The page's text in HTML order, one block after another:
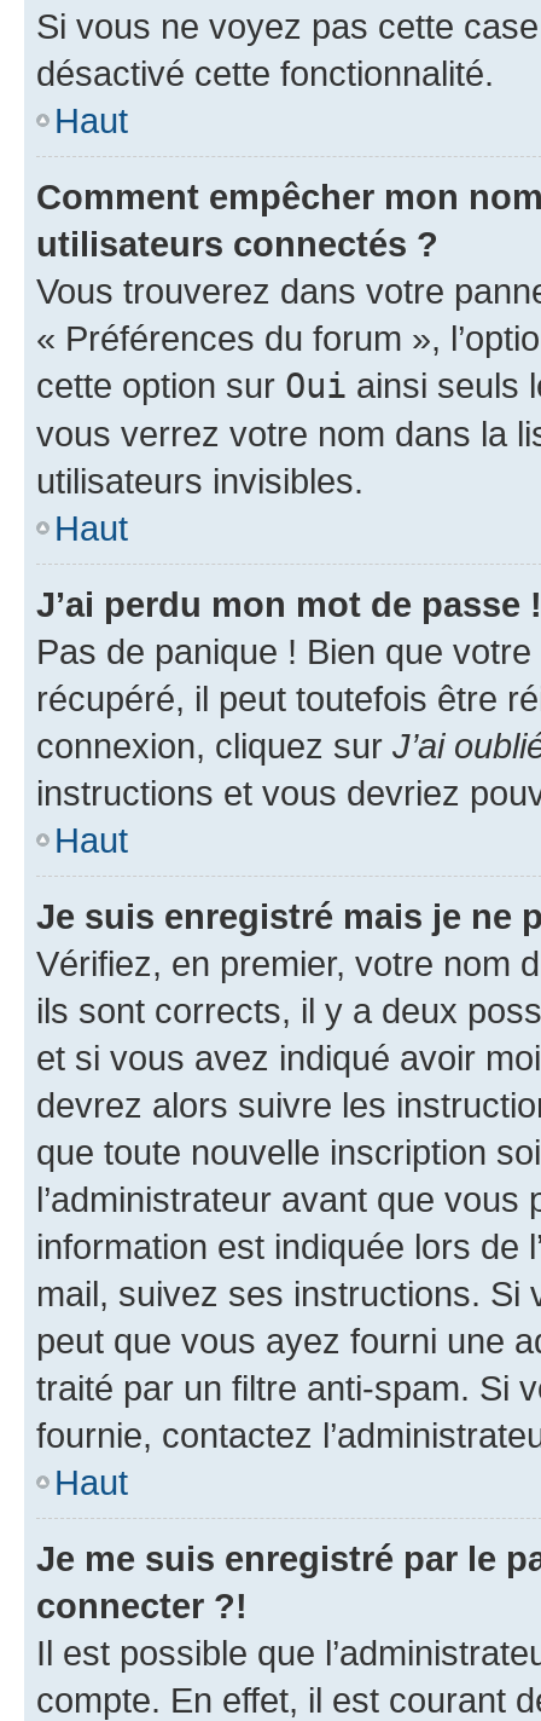
Si vous ne voyez pas cette
désactivé cette fonctionnalité.
Haut
Comment empêcher mon
utilisateurs connectés ?
Vous trouverez dans votre
« Préférences du forum »,
cette option sur Oui ainsi seuls
vous verrez votre nom dans la
utilisateurs invisibles.
Haut
J’ai perdu mon mot de passe !
Pas de panique ! Bien que
récupéré, il peut toutefois être
connexion, cliquez sur J’ai
instructions et vous devriez
Haut
Je suis enregistré mais je ne
Vérifiez, en premier, votre nom
ils sont corrects, il y a deux
et si vous avez indiqué avoir
devrez alors suivre les
que toute nouvelle inscription
l’administrateur avant que
information est indiquée lors de
mail, suivez ses instructions. Si
peut que vous ayez fourni une
traité par un filtre anti-spam. Si
fournie, contactez
Haut
Je me suis enregistré par le
connecter ?!
Il est possible que
compte. En effet, il est courant